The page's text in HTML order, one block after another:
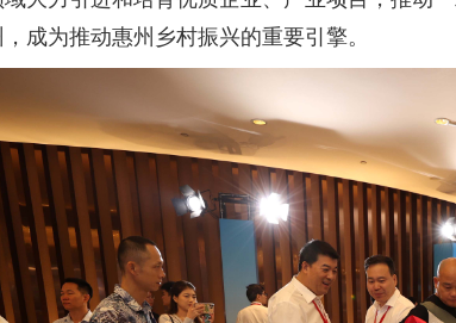
成为推动惠州乡村振兴的重要引擎。